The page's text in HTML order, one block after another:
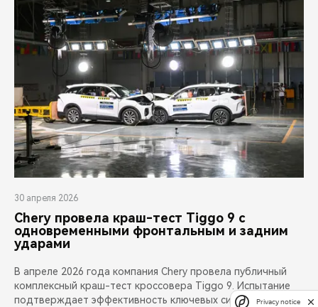
30 апреля 2026
Chery провела краш-тест Tiggo 9 с
одновременными фронтальным и задним
ударами
В апреле 2026 года компания Chery провела публичный
комплексный краш-тест кроссовера Tiggo 9. Испытание
подтверждает эффективность ключевых систем
Privacy notice